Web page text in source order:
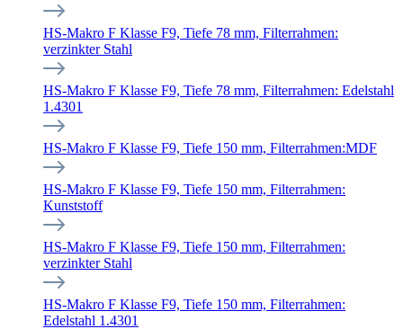
HS-Makro F Klasse F9, Tiefe 78 mm, Filterrahmen:
verzinkter Stahl
HS-Makro F Klasse F9, Tiefe 78 mm, Filterrahmen: Edelstahl
1.4301
HS-Makro F Klasse F9, Tiefe 150 mm, Filterrahmen:MDF
HS-Makro F Klasse F9, Tiefe 150 mm, Filterrahmen:
Kunststoff
HS-Makro F Klasse F9, Tiefe 150 mm, Filterrahmen:
verzinkter Stahl
HS-Makro F Klasse F9, Tiefe 150 mm, Filterrahmen:
Edelstahl 1.4301